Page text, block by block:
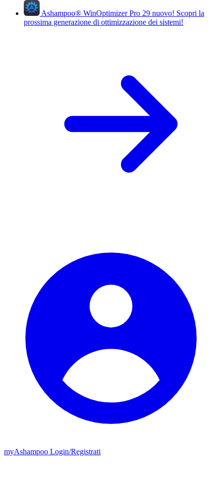
Ashampoo® WinOptimizer Pro 29 nuovo! Scopri la
prossima generazione di ottimizzazione dei sistemi!
myAshampoo Login/Registrati